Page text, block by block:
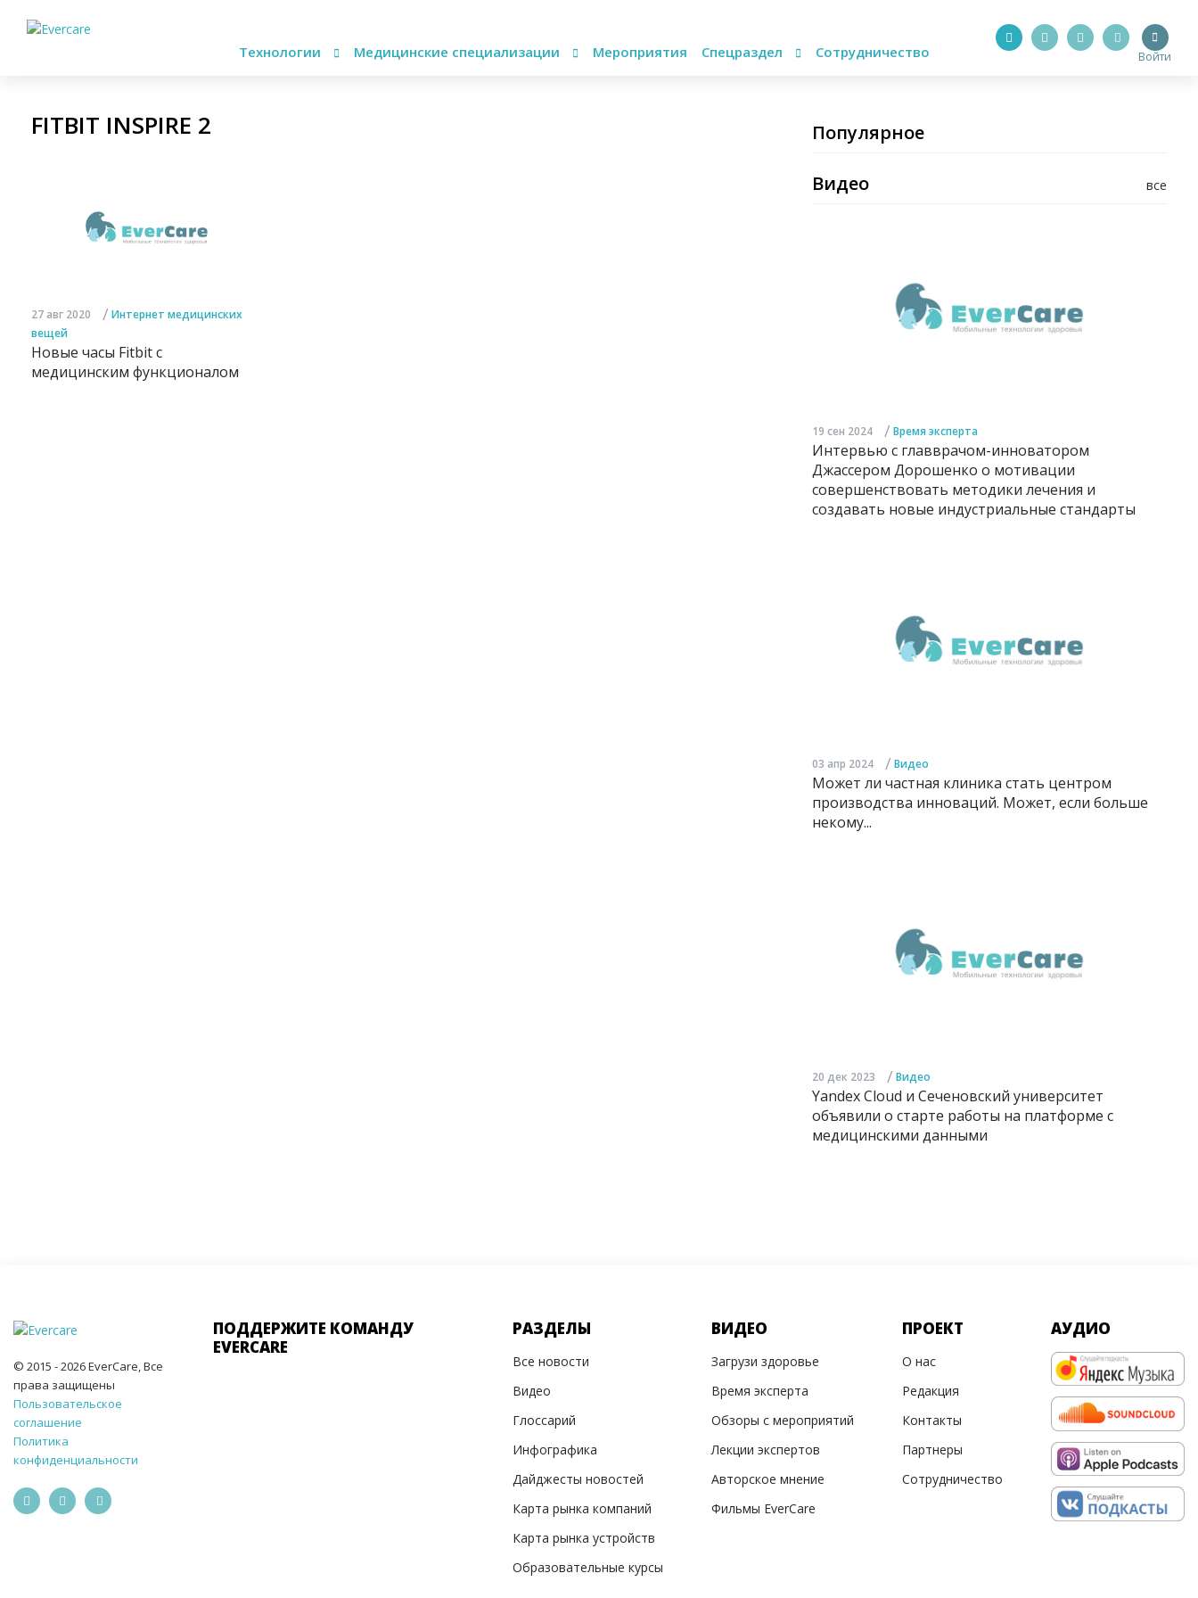
Технологии Медицинские специализации Мероприятия Спецраздел Сотрудничество Войти
FITBIT INSPIRE 2
27 авг 2020 / Интернет медицинских
вещей
Новые часы Fitbit с
медицинским функционалом
Популярное
все
Видео
19 сен 2024 / Время эксперта
Интервью с главврачом-инноватором
Джассером Дорошенко о мотивации
совершенствовать методики лечения и
создавать новые индустриальные стандарты
03 апр 2024 / Видео
Может ли частная клиника стать центром
производства инноваций. Может, если больше
некому...
20 дек 2023 / Видео
Yandex Cloud и Сеченовский университет
объявили о старте работы на платформе с
медицинскими данными
© 2015 - 2026 EverCare, Все
права защищены
Пользовательское
соглашение
Политика
конфиденциальности
ПОДДЕРЖИТЕ КОМАНДУ
EVERCARE
РАЗДЕЛЫ
Все новости
Видео
Глоссарий
Инфографика
Дайджесты новостей
Карта рынка компаний
Карта рынка устройств
Образовательные курсы
ВИДЕО
Загрузи здоровье
Время эксперта
Обзоры с мероприятий
Лекции экспертов
Авторское мнение
Фильмы EverCare
ПРОЕКТ
О нас
Редакция
Контакты
Партнеры
Сотрудничество
АУДИО